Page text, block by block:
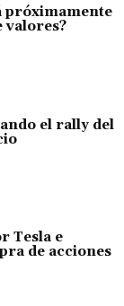
próximamente
valores?
el rally del
Tesla e
de acciones